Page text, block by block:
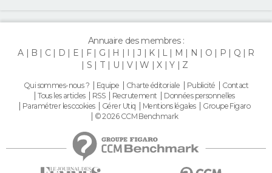
Annuaire des membres :
A
B C D E F G H I J K L M N O P Q
R
S
T U V W X Y Z
Qui sommes-nous ? Equipe Charte éditoriale Publicité
Contact
Tous les articles
RSS Recrutement
Données personnelles
Paramétrer les cookies
Gérer Utiq Mentions légales
Groupe Figaro
© 2026 CCM Benchmark